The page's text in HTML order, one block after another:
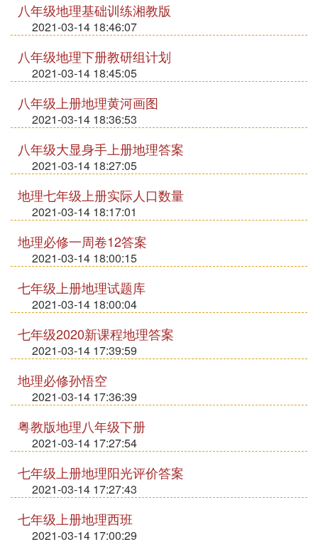
八年级地理基础训练湘教版
2021-03-14 18:46:07
八年级地理下册教研组计划
2021-03-14 18:45:05
八年级上册地理黄河画图
2021-03-14 18:36:53
八年级大显身手上册地理答案
2021-03-14 18:27:05
地理七年级上册实际人口数量
2021-03-14 18:17:01
地理必修一周卷12答案
2021-03-14 18:00:15
七年级上册地理试题库
2021-03-14 18:00:04
七年级2020新课程地理答案
2021-03-14 17:39:59
地理必修孙悟空
2021-03-14 17:36:39
粤教版地理八年级下册
2021-03-14 17:27:54
七年级上册地理阳光评价答案
2021-03-14 17:27:43
七年级上册地理西班
2021-03-14 17:00:29